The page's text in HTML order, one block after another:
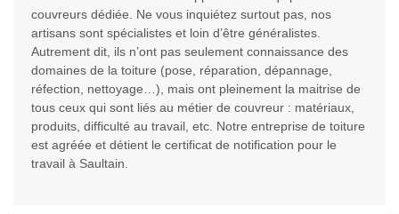
couvreurs dédiée. Ne vous inquiétez surtout pas, nos
artisans sont spécialistes et loin d’être généralistes.
Autrement dit, ils n’ont pas seulement connaissance des
domaines de la toiture (pose, réparation, dépannage,
réfection, nettoyage…), mais ont pleinement la maitrise de
tous ceux qui sont liés au métier de couvreur : matériaux,
produits, difficulté au travail, etc. Notre entreprise de toiture
est agréée et détient le certificat de notification pour le
travail à Saultain.